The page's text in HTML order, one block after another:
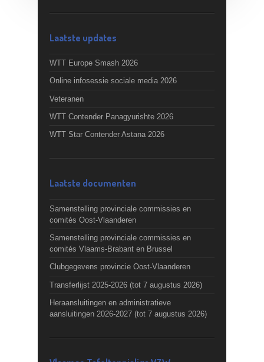
Laatste updates
WTT Europe Smash 2026
Online infosessie sociale media 2026
Veteranen
WTT Contender Panagyurishte 2026
WTT Star Contender Astana 2026
Laatste documenten
Samenstelling provinciale commissies en
comités Oost-Vlaanderen
Samenstelling provinciale commissies en
comités Vlaams-Brabant en Brussel
Clubgegevens provincie Oost-Vlaanderen
Transferlijst 2025-2026 (tot 7 augustus 2026)
Heraansluitingen en administratieve
aansluitingen 2026-2027 (tot 7 augustus 2026)